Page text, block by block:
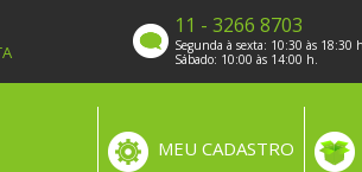
11 - 3266 8703
Segunda à sexta: 10:30 às 18:30
Sábado: 10:00 às 14:00 h.
MEU CADASTRO